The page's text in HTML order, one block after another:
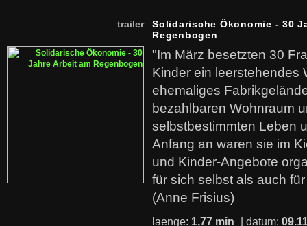
trailer
Solidarische Ökonomie - 30
Regenbogen
"Im März besetzten 30
Kinder ein leerstehendes
ehemaliges
bezahlbaren Wohnraum
selbstbestimmten Leben
Anfang an waren sie im
und Kinder-Angebote
für sich selbst als auch
(Anne Frisius)
laenge: 1,77 min | datum: